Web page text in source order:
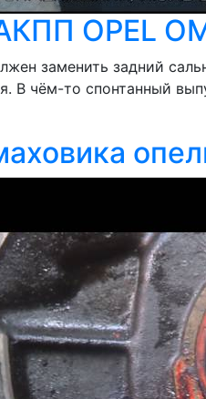
OPEL
заменить задний
В чём-то спонтанный